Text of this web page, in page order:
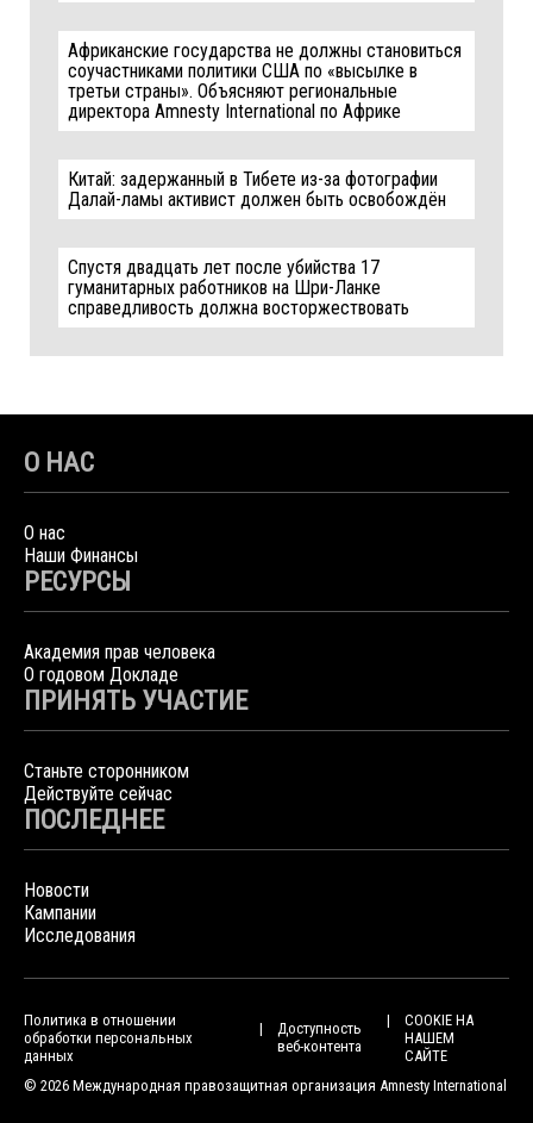
Африканские государства не должны становиться
соучастниками политики США по «высылке в
третьи страны». Объясняют региональные
директора Amnesty International по Африке
Китай: задержанный в Тибете из-за фотографии
Далай-ламы активист должен быть освобождён
Спустя двадцать лет после убийства 17
гуманитарных работников на Шри-Ланке
справедливость должна восторжествовать
О НАС
О нас
Наши Финансы
РЕСУРСЫ
Академия прав человека
О годовом Докладе
ПРИНЯТЬ УЧАСТИЕ
Станьте сторонником
Действуйте сейчас
ПОСЛЕДНЕЕ
Новости
Кампании
Исследования
Политика в отношении
обработки персональных
данных
Доступность
веб-контента
COOKIE НА
НАШЕМ
САЙТЕ
© 2026 Международная правозащитная организация Amnesty International